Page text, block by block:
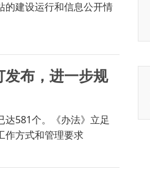
的建设运行和信息公开情
发布，进一步规
达581个。《办法》立足
作方式和管理要求